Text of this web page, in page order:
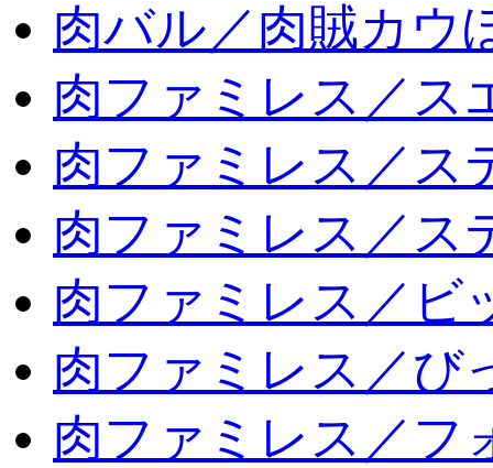
肉バル／肉賊カウ
肉ファミレス／ス
肉ファミレス／ス
肉ファミレス／ス
肉ファミレス／ビ
肉ファミレス／び
肉ファミレス／フ